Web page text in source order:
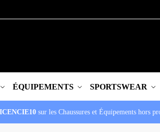
ÉQUIPEMENTS SPORTSWEAR
sur les Chaussures et Équipements hors